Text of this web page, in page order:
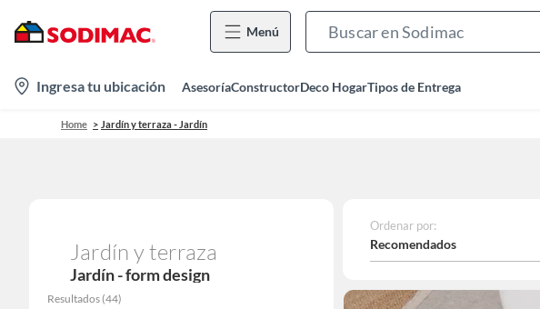
Menú
location-
icon
Ingresa tu ubicación AsesoríaConstructorDeco HogarTipos de Entrega
Home Jardín y terraza - Jardín
Jardín y terraza
Jardín - form design
Resultados (44)
Ordenar por:
Recomendados